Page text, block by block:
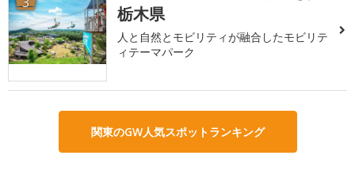
栃木県
人と自然とモビリティが融合したモビリテ
ィテーマパーク
関東のGW人気スポットランキング